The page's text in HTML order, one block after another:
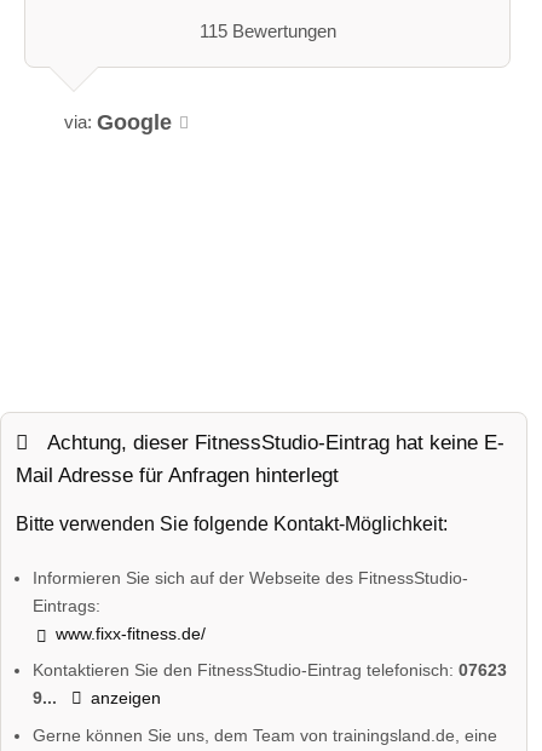
115 Bewertungen
via: Google
Achtung, dieser FitnessStudio-Eintrag hat keine E-
Mail Adresse für Anfragen hinterlegt
Bitte verwenden Sie folgende Kontakt-Möglichkeit:
Informieren Sie sich auf der Webseite des FitnessStudio-
Eintrags:
www.fixx-fitness.de/
Kontaktieren Sie den FitnessStudio-Eintrag telefonisch:07623
9...
anzeigen
Gerne können Sie uns, dem Team von trainingsland.de, eine